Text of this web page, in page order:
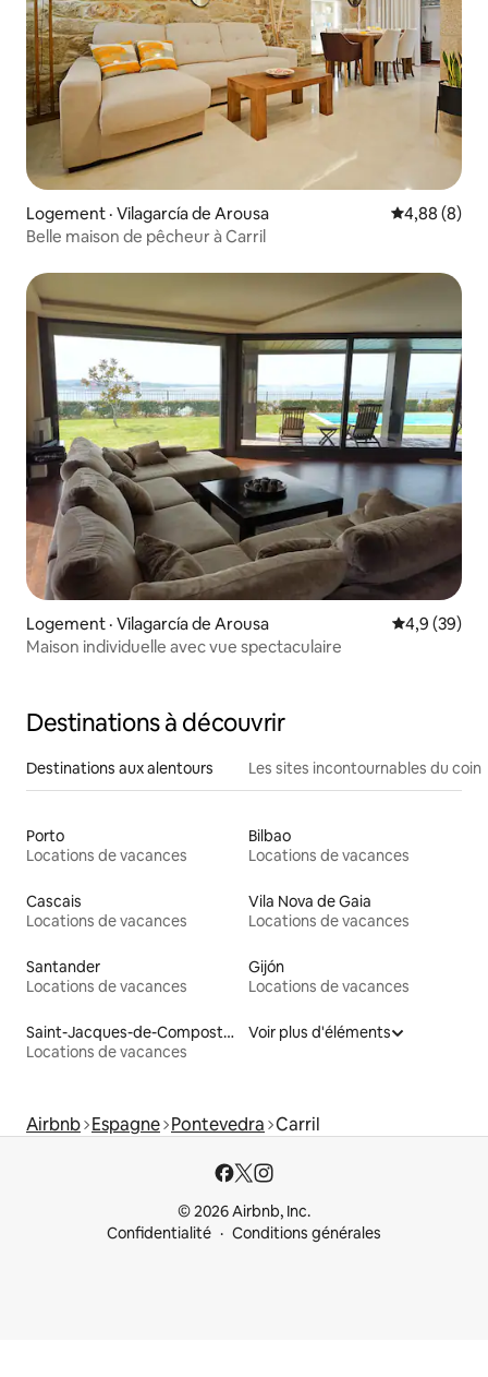
Logement · Vilagarcía de Arousa Note
4,88 (8)
Belle maison de pêcheur à Carril
Logement · Vilagarcía de Arousa Note
4,9 (39)
Maison individuelle avec vue spectaculaire
Destinations à découvrir
Destinations aux alentours Les sites incontournables du coin
Porto
Locations de vacances
Bilbao
Locations de vacances
Cascais
Locations de vacances
Vila Nova de Gaia
Locations de vacances
Santander
Locations de vacances
Gijón
Locations de vacances
Saint-Jacques-de-Compostelle
Locations de vacances
Voir plus d'éléments
Airbnb Espagne Pontevedra Carril
© 2026 Airbnb, Inc.
Confidentialité
Conditions générales